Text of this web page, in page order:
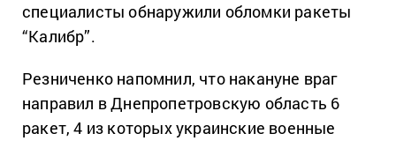
специалисты обнаружили обломки ракеты
“Калибр”.
Резниченко напомнил, что накануне враг
направил в Днепропетровскую область 6
ракет, 4 из которых украинские военные